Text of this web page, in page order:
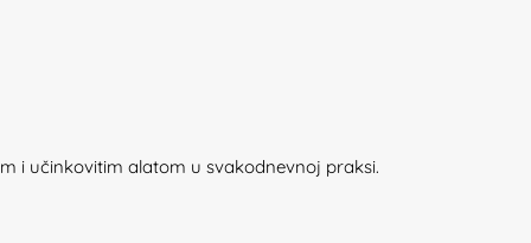
i učinkovitim alatom u svakodnevnoj praksi.